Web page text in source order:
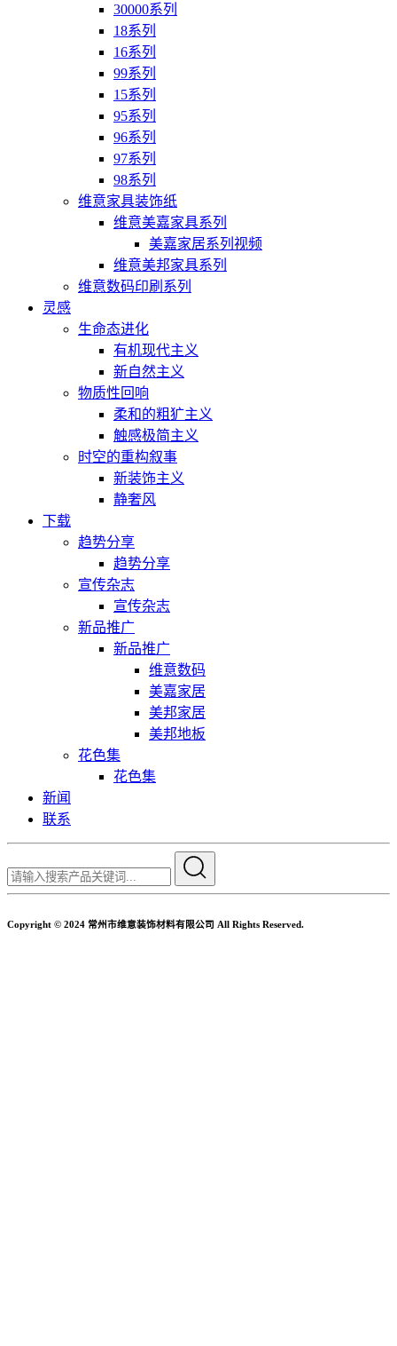
30000系列
18系列
16系列
99系列
15系列
95系列
96系列
97系列
98系列
维意家具装饰纸
维意美嘉家具系列
美嘉家居系列视频
维意美邦家具系列
维意数码印刷系列
灵感
生命态进化
有机现代主义
新自然主义
物质性回响
柔和的粗犷主义
触感极简主义
时空的重构叙事
新装饰主义
静奢风
下载
趋势分享
趋势分享
宣传杂志
宣传杂志
新品推广
新品推广
维意数码
美嘉家居
美邦家居
美邦地板
花色集
花色集
新闻
联系
Copyright © 2024 常州市维意装饰材料有限公司 All Rights Reserved.